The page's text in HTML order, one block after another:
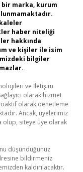
marka, kurum
haber niteliği
hakkında
ve kişiler ile isim
bilgiler
ve İletişim
olarak hizmet
olarak denetleme
Ancak, üyelerimiz
olup, siteye üye olarak
düşündüğünüz
bildirmeniz
kaldırılacaktır.